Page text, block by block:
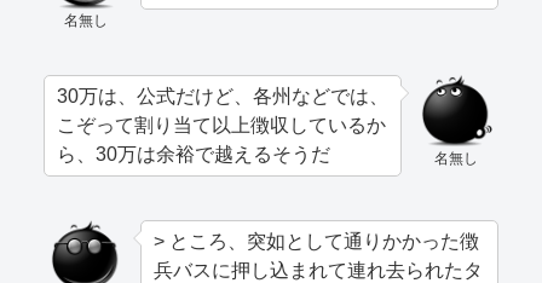
名無し
名無し
30万は、公式だけど、各州などでは、
こぞって割り当て以上徴収しているか
ら、30万は余裕で越えるそうだ
> ところ、突如として通りかかった徴
兵バスに押し込まれて連れ去られたタ